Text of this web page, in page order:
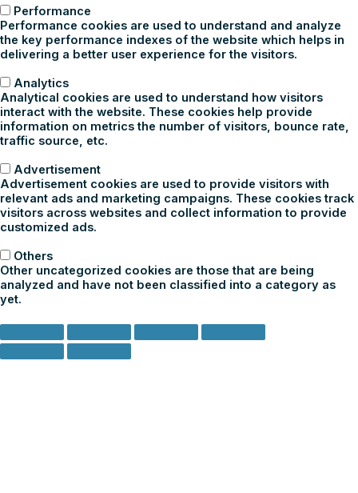
Performance
Performance cookies are used to understand and analyze
the key performance indexes of the website which helps in
delivering a better user experience for the visitors.
Analytics
Analytical cookies are used to understand how visitors
interact with the website. These cookies help provide
information on metrics the number of visitors, bounce rate,
traffic source, etc.
Advertisement
Advertisement cookies are used to provide visitors with
relevant ads and marketing campaigns. These cookies track
visitors across websites and collect information to provide
customized ads.
Others
Other uncategorized cookies are those that are being
analyzed and have not been classified into a category as
yet.